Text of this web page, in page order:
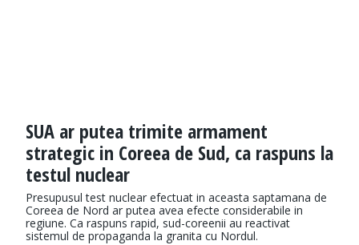
SUA ar putea trimite armament
strategic in Coreea de Sud, ca raspuns la
testul nuclear
Presupusul test nuclear efectuat in aceasta saptamana de
Coreea de Nord ar putea avea efecte considerabile in
regiune. Ca raspuns rapid, sud-coreenii au reactivat
sistemul de propaganda la granita cu Nordul.